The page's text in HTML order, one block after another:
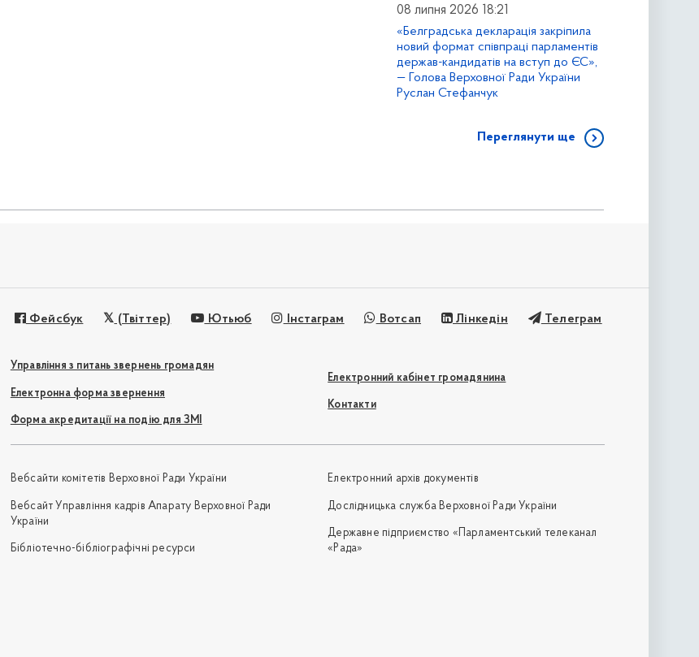
08 липня 2026 18:21
«Белградська декларація закріпила
новий формат співпраці парламентів
держав-кандидатів на вступ до ЄС»,
— Голова Верховної Ради України
Руслан Стефанчук
Переглянути ще
Фейсбук (Твіттер) Ютьюб Інстаграм Вотсап Лінкедін Телеграм
Управління з питань звернень громадян
Електронна форма звернення
Форма акредитації на подію для ЗМІ
Електронний кабінет громадянина
Контакти
Вебсайти комітетів Верховної Ради України
Вебсайт Управління кадрів Апарату Верховної Ради
України
Бібліотечно-бібліографічні ресурси
Електронний архів документів
Дослідницька служба Верховної Ради України
Державне підприємство «Парламентський телеканал
«Рада»